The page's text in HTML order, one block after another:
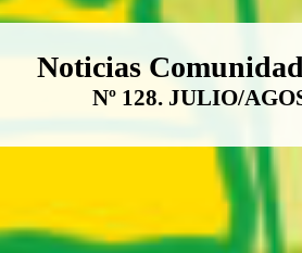
Boletín Noticias
Noticias
Nº 128. JULIO/